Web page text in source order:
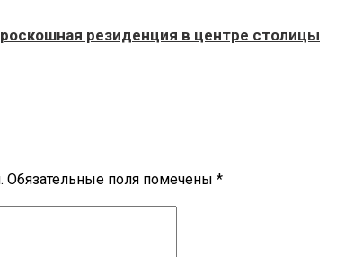
резиденция в центре столицы
Обязательные поля помечены *